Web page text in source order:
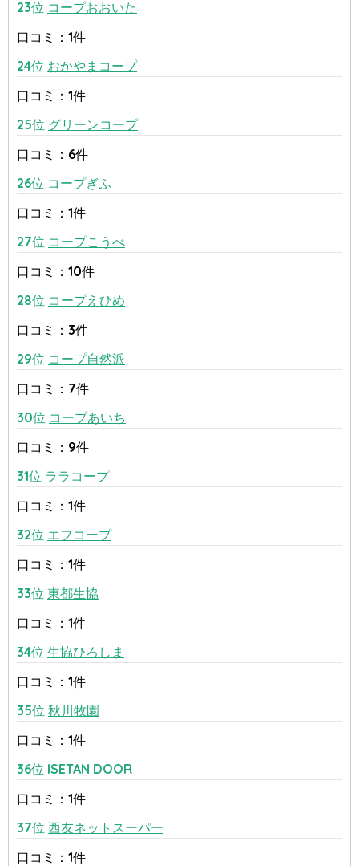
23位 コープおおいた
口コミ：1件
24位 おかやまコープ
口コミ：1件
25位 グリーンコープ
口コミ：6件
26位 コープぎふ
口コミ：1件
27位 コープこうべ
口コミ：10件
28位 コープえひめ
口コミ：3件
29位 コープ自然派
口コミ：7件
30位 コープあいち
口コミ：9件
31位 ララコープ
口コミ：1件
32位 エフコープ
口コミ：1件
33位 東都生協
口コミ：1件
34位 生協ひろしま
口コミ：1件
35位 秋川牧園
口コミ：1件
36位 ISETAN DOOR
口コミ：1件
37位 西友ネットスーパー
口コミ：1件